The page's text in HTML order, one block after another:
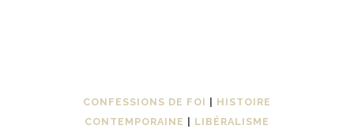
CONFESSIONS DE FOI
HISTOIRE
CONTEMPORAINE
LIBÉRALISME